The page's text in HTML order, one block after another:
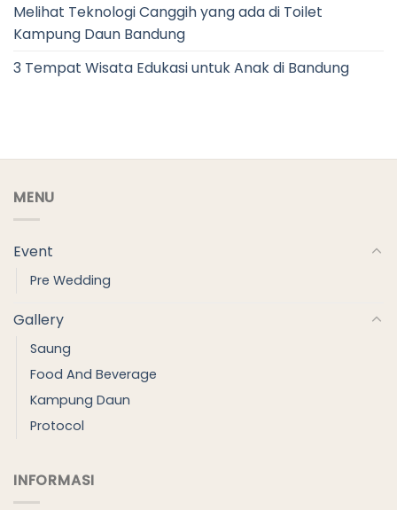
Melihat Teknologi Canggih yang ada di Toilet
Kampung Daun Bandung
3 Tempat Wisata Edukasi untuk Anak di Bandung
MENU
Event
Pre Wedding
Gallery
Saung
Food And Beverage
Kampung Daun
Protocol
INFORMASI